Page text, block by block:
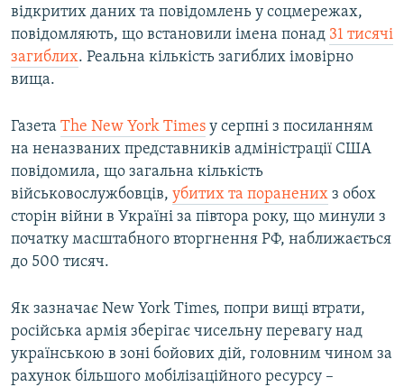
відкритих даних та повідомлень у соцмережах,
повідомляють, що встановили імена понад 31 тисячі
загиблих. Реальна кількість загиблих імовірно
вища.
Газета The New York Times у серпні з посиланням
на неназваних представників адміністрації США
повідомила, що загальна кількість
військовослужбовців, убитих та поранених з обох
сторін війни в Україні за півтора року, що минули з
початку масштабного вторгнення РФ, наближається
до 500 тисяч.
Як зазначає New York Times, попри вищі втрати,
російська армія зберігає чисельну перевагу над
українською в зоні бойових дій, головним чином за
рахунок більшого мобілізаційного ресурсу –